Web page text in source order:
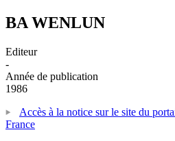
BA WENLUN
Editeur
-
Année de publication
1986
Accès à la notice sur le site du
France